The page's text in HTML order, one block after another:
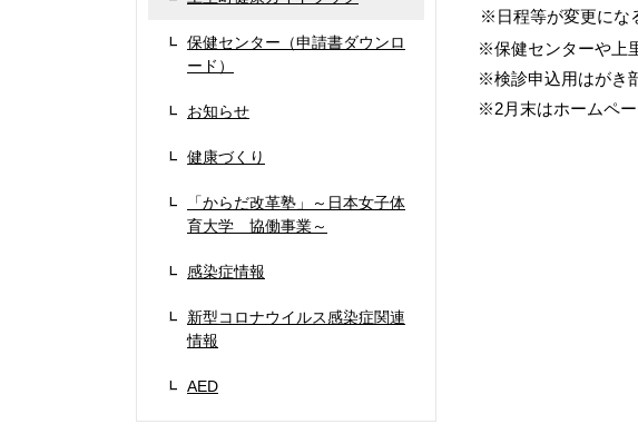
保健センター（申請書ダウンロ
ード）
お知らせ
健康づくり
「からだ改革塾」～日本女子体
育大学 協働事業～
感染症情報
新型コロナウイルス感染症関連
情報
AED
※日程等が変更にな
※保健センターや上
※検診申込用はがき
※2月末はホームペー